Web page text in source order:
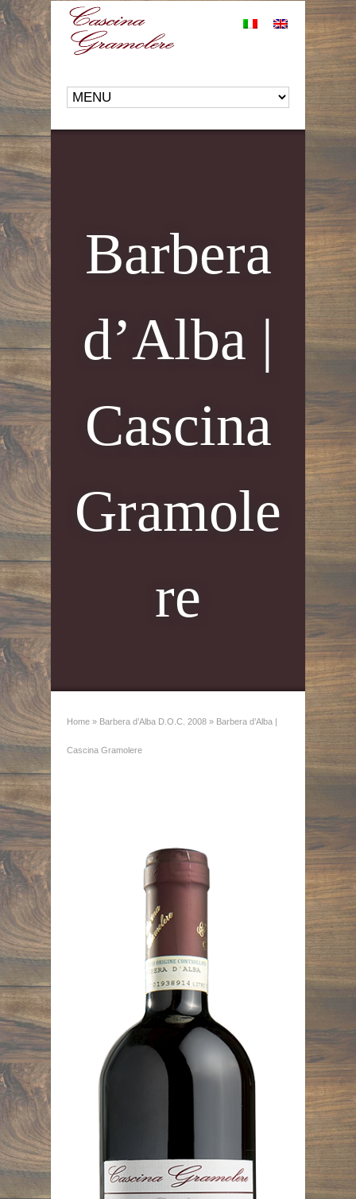
Barbera
d’Alba |
Cascina
Gramole
re
Home » Barbera d’Alba D.O.C. 2008 » Barbera d’Alba |
Cascina Gramolere